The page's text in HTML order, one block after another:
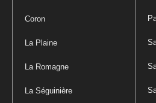
Coron
La Plaine
La Romagne
La Séguinière